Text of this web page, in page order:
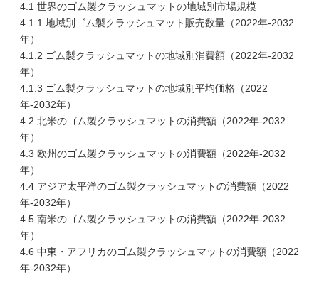
4.1 世界のゴム製クラッシュマットの地域別市場規模
4.1.1 地域別ゴム製クラッシュマット販売数量（2022年-2032
年）
4.1.2 ゴム製クラッシュマットの地域別消費額（2022年-2032
年）
4.1.3 ゴム製クラッシュマットの地域別平均価格（2022
年-2032年）
4.2 北米のゴム製クラッシュマットの消費額（2022年-2032
年）
4.3 欧州のゴム製クラッシュマットの消費額（2022年-2032
年）
4.4 アジア太平洋のゴム製クラッシュマットの消費額（2022
年-2032年）
4.5 南米のゴム製クラッシュマットの消費額（2022年-2032
年）
4.6 中東・アフリカのゴム製クラッシュマットの消費額（2022
年-2032年）